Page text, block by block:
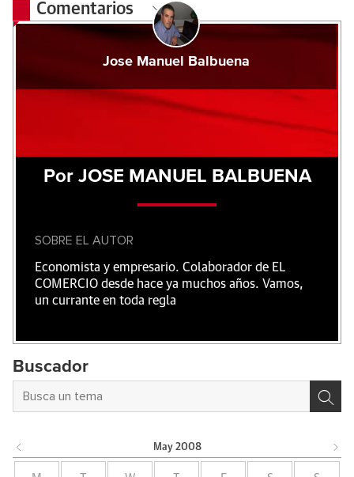
Comentarios
Jose Manuel Balbuena
Por JOSE MANUEL BALBUENA
SOBRE EL AUTOR
Economista y empresario. Colaborador de EL
COMERCIO desde hace ya muchos años. Vamos,
un currante en toda regla
Buscador
May 2008